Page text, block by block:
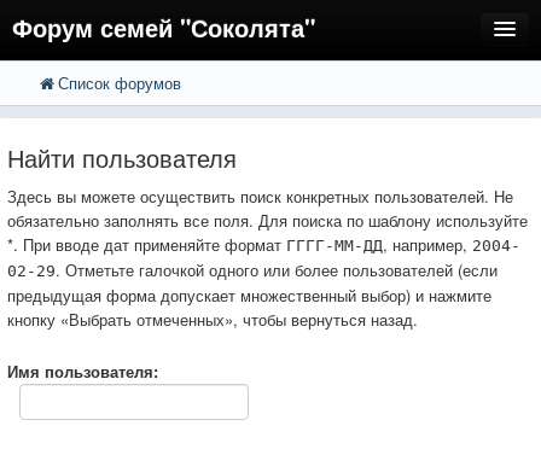
Форум семей "Соколята"
FAQ
Вход
Список форумов
Найти пользователя
Здесь вы можете осуществить поиск конкретных пользователей. Не
обязательно заполнять все поля. Для поиска по шаблону используйте
*. При вводе дат применяйте формат ГГГГ-ММ-ДД, например, 2004-
02-29. Отметьте галочкой одного или более пользователей (если
предыдущая форма допускает множественный выбор) и нажмите
кнопку «Выбрать отмеченных», чтобы вернуться назад.
Имя пользователя: